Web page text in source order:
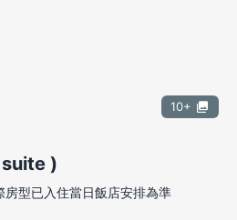
10+
suite )
房型已入住當日飯店安排為準